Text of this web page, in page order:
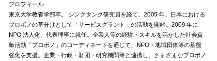
プロフィール
東京大学教養学部卒。 シンクタンク研究員を経て、2005 年、日本における
プロボノの草分けとして「サービスグラント」の活動を開始。2009 年に
NPO 法人化、代表理事に就任。企業人等の経験・スキルを活かした社会貢
献活動「プロボノ」のコーディネートを通じて、NPO・地域団体等の基盤
強化を支援。企業・行政・財団・研究機関等と連携し、さまざまなプロボノ